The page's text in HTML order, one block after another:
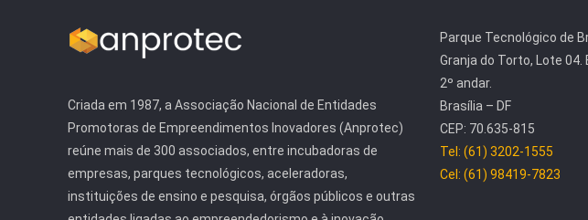
Criada em 1987, a Associação Nacional de Entidades
Promotoras de Empreendimentos Inovadores (Anprotec)
reúne mais de 300 associados, entre incubadoras de
empresas, parques tecnológicos, aceleradoras,
instituições de ensino e pesquisa, órgãos públicos e outras
Parque Tecnológico de
Granja do Torto, Lote 04.
2º andar.
Brasília – DF
CEP: 70.635-815
Tel: (61) 3202-1555
Cel: (61) 98419-7823